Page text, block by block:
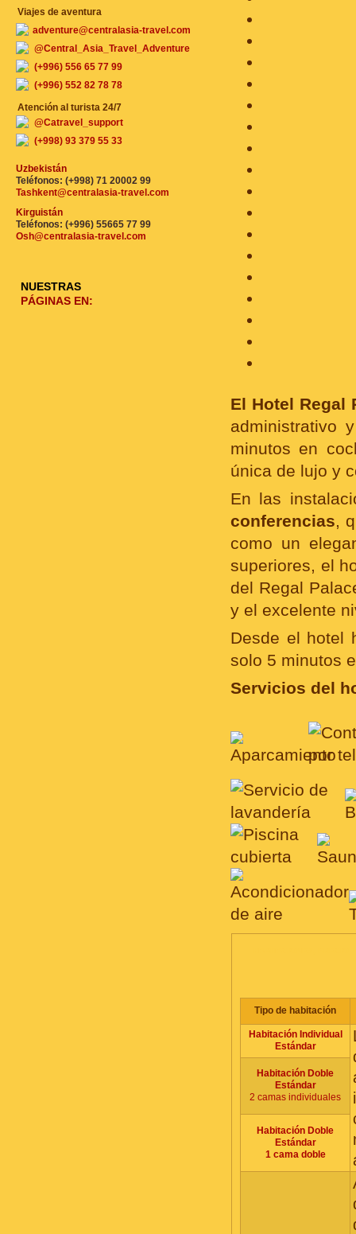
El Hotel Regal
administrativo
minutos en
única de lujo y
En las
conferencias,
como un
superiores, el
del Regal
y el excelente
Desde el hotel
solo 5 minutos
Servicios del
Tipo de habitación
Habitación Individual
Estándar
Habitación Doble
Estándar
2 camas individuales
Habitación Doble
Estándar
1 cama doble
Viajes de aventura
adventure@centralasia-travel.com
@Central_Asia_Travel_Adventure
(+996) 556 65 77 99
(+996) 552 82 78 78
Atención al turista 24/7
@Catravel_support
(+998) 93 379 55 33
Uzbekistán
Teléfonos: (+998) 71 20002 99
Tashkent@centralasia-travel.com
Kirguistán
Teléfonos: (+996) 55665 77 99
Osh@centralasia-travel.com
NUESTRAS
PÁGINAS EN: